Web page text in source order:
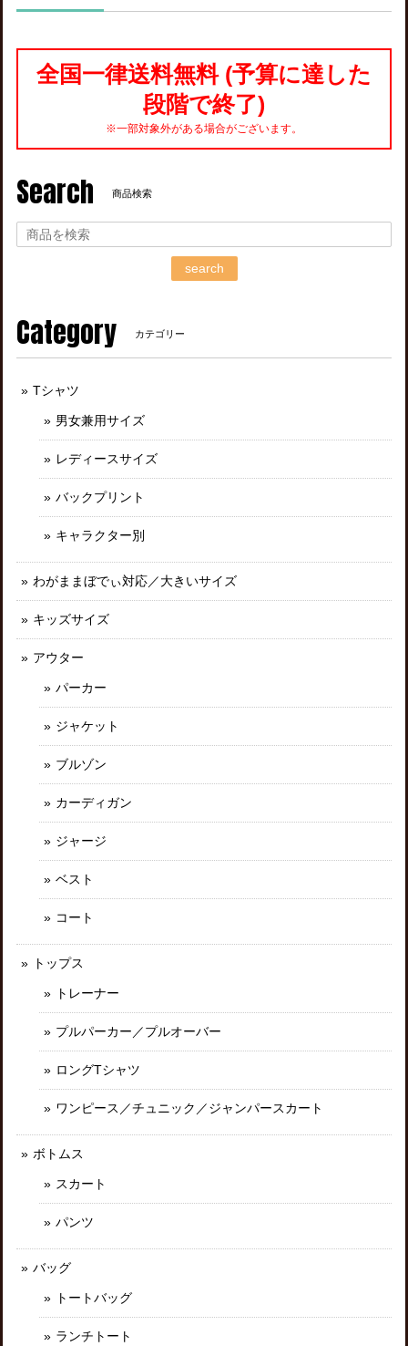
全国一律送料無料 (予算に達した
段階で終了)
※一部対象外がある場合がございます。
Search 商品検索
search
Category カテゴリー
Tシャツ
男女兼用サイズ
レディースサイズ
バックプリント
キャラクター別
わがままぼでぃ対応／大きいサイズ
キッズサイズ
アウター
パーカー
ジャケット
ブルゾン
カーディガン
ジャージ
ベスト
コート
トップス
トレーナー
プルパーカー／プルオーバー
ロングTシャツ
ワンピース／チュニック／ジャンパースカート
ボトムス
スカート
パンツ
バッグ
トートバッグ
ランチトート